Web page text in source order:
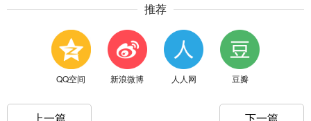
推荐
QQ空间 新浪微博 人人网 豆瓣